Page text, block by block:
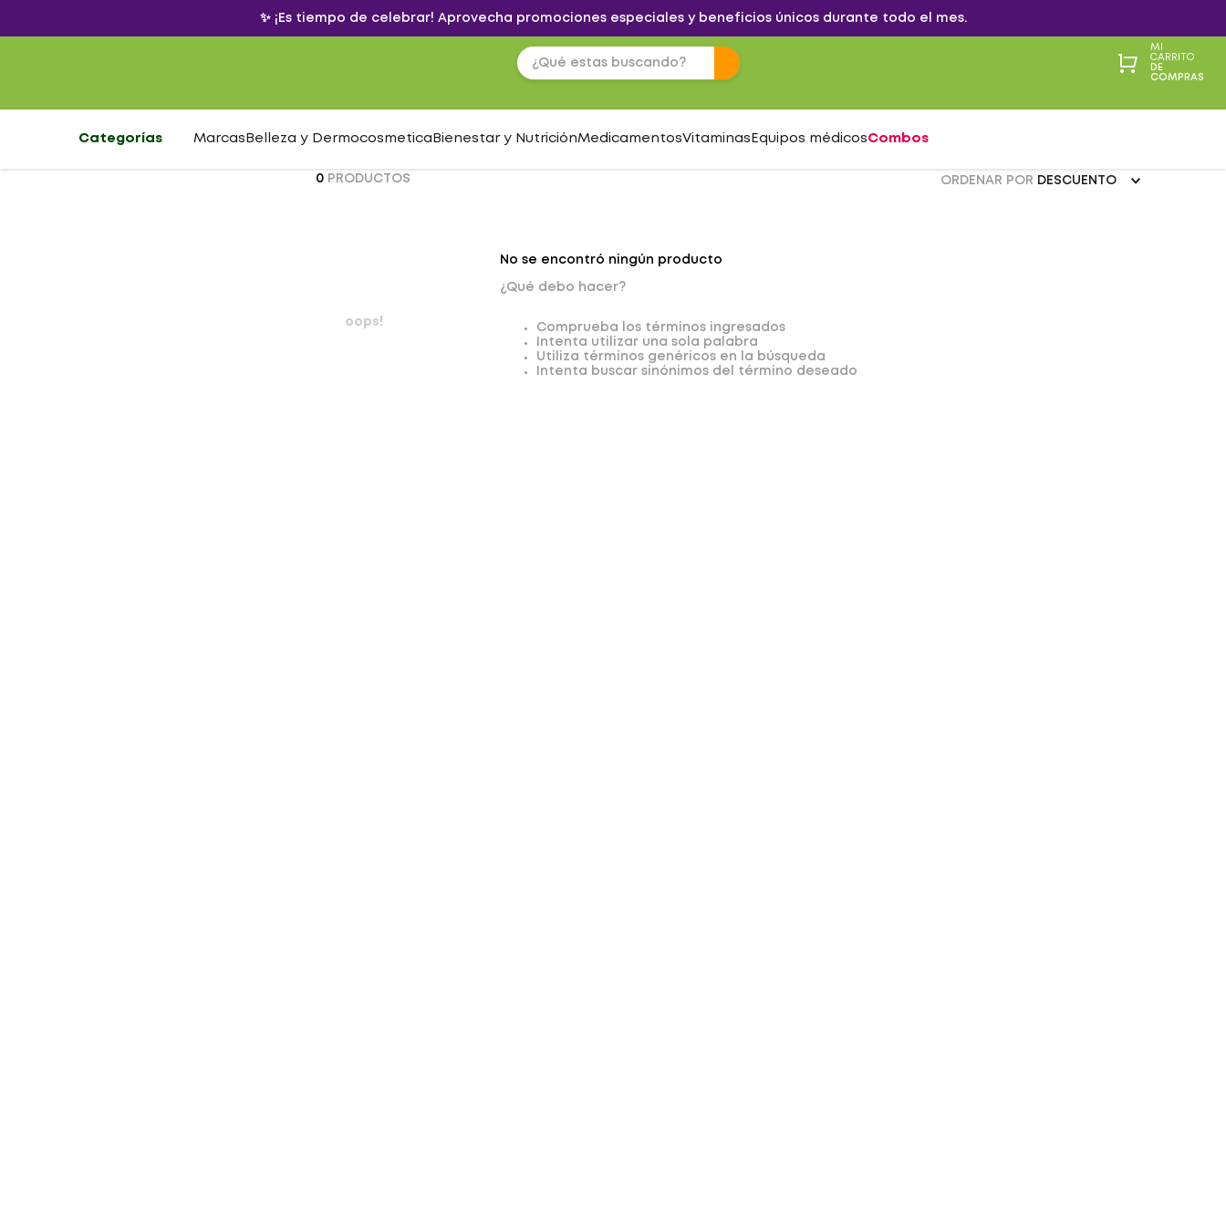
✨ ¡Es tiempo de celebrar! Aprovecha promociones especiales y beneficios únicos durante todo el mes.
MI
CARRITO
DE
COMPRAS
Categorías Marcas Belleza y Dermocosmetica Bienestar y NutriciónMedicamentosVitaminas Equipos médicosCombos
0 PRODUCTOS ORDENAR POR DESCUENTO
oops!
No se encontró ningún producto
¿Qué debo hacer?
Comprueba los términos ingresados
Intenta utilizar una sola palabra
Utiliza términos genéricos en la búsqueda
Intenta buscar sinónimos del término deseado